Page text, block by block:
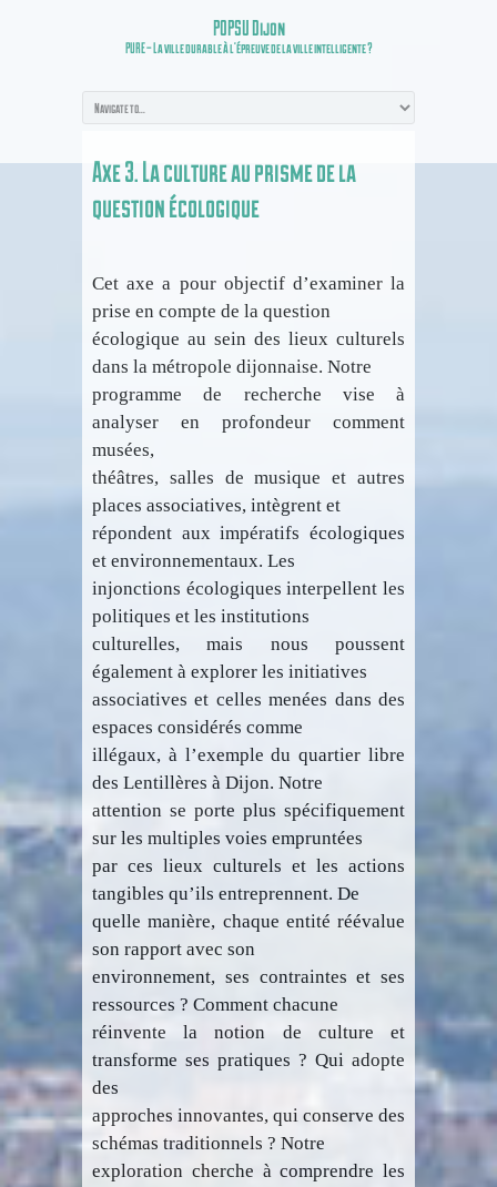
POPSU Dijon
PURE – La ville durable à l’épreuve de la ville intelligente ?
Axe 3. La culture au prisme de la
question écologique
Cet axe a pour objectif d’examiner la
prise en compte de la question
écologique au sein des lieux culturels
dans la métropole dijonnaise. Notre
programme de recherche vise à
analyser en profondeur comment
musées,
théâtres, salles de musique et autres
places associatives, intègrent et
répondent aux impératifs écologiques
et environnementaux. Les
injonctions écologiques interpellent les
politiques et les institutions
culturelles, mais nous poussent
également à explorer les initiatives
associatives et celles menées dans des
espaces considérés comme
illégaux, à l’exemple du quartier libre
des Lentillères à Dijon. Notre
attention se porte plus spécifiquement
sur les multiples voies empruntées
par ces lieux culturels et les actions
tangibles qu’ils entreprennent. De
quelle manière, chaque entité réévalue
son rapport avec son
environnement, ses contraintes et ses
ressources ? Comment chacune
réinvente la notion de culture et
transforme ses pratiques ? Qui adopte
des
approches innovantes, qui conserve des
schémas traditionnels ? Notre
exploration cherche à comprendre les